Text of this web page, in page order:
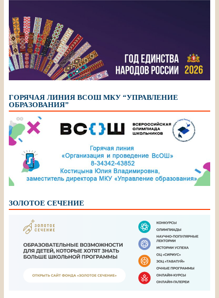
ГОРЯЧАЯ ЛИНИЯ ВСОШ МКУ “УПРАВЛЕНИЕ
ОБРАЗОВАНИЯ”
ЗОЛОТОЕ СЕЧЕНИЕ